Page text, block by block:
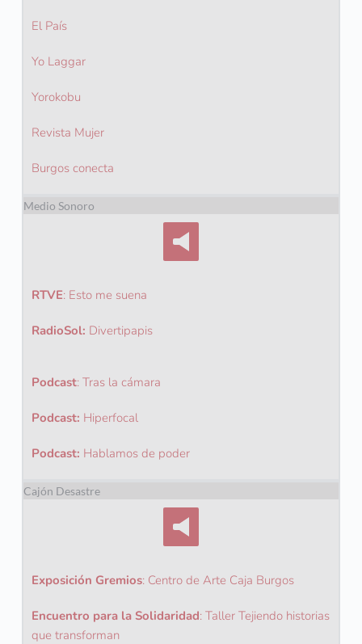
El País
Yo Laggar
Yorokobu
Revista Mujer
Burgos conecta
Medio Sonoro
RTVE: Esto me suena
RadioSol: Divertipapis
Podcast: Tras la cámara
Podcast: Hiperfocal
Podcast: Hablamos de poder
Cajón Desastre
Exposición Gremios: Centro de Arte Caja Burgos
Encuentro para la Solidaridad: Taller Tejiendo historias
que transforman